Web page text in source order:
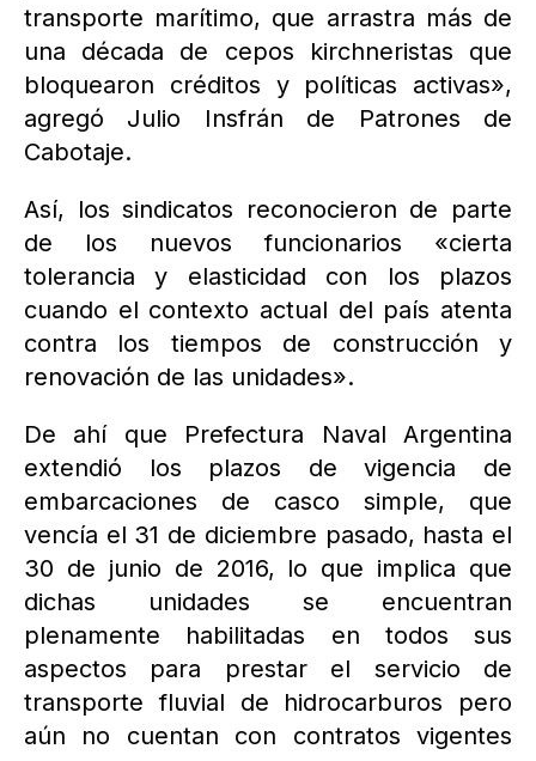
transporte marítimo, que arrastra más de
una década de cepos kirchneristas que
bloquearon créditos y políticas activas»,
agregó Julio Insfrán de Patrones de
Cabotaje.
Así, los sindicatos reconocieron de parte
de los nuevos funcionarios «cierta
tolerancia y elasticidad con los plazos
cuando el contexto actual del país atenta
contra los tiempos de construcción y
renovación de las unidades».
De ahí que Prefectura Naval Argentina
extendió los plazos de vigencia de
embarcaciones de casco simple, que
vencía el 31 de diciembre pasado, hasta el
30 de junio de 2016, lo que implica que
dichas unidades se encuentran
plenamente habilitadas en todos sus
aspectos para prestar el servicio de
transporte fluvial de hidrocarburos pero
aún no cuentan con contratos vigentes